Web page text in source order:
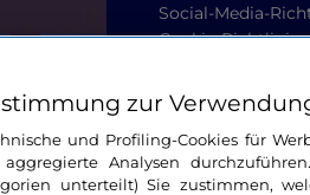
Social-Media-
Cookie-Richtlinie
Allgemeine
zur
und Profiling-Cookies für
Analysen
unterteilt) Sie zustimmen,